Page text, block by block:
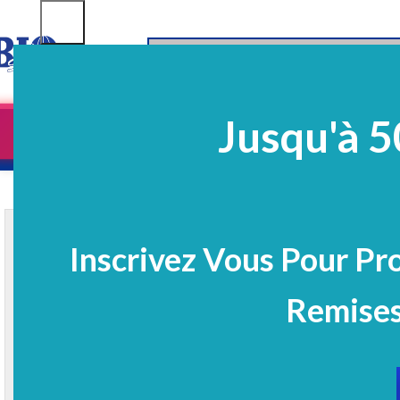
Jusqu'à
Inscrivez Vous Pour
EquipementsEQ Médico-Dentaires